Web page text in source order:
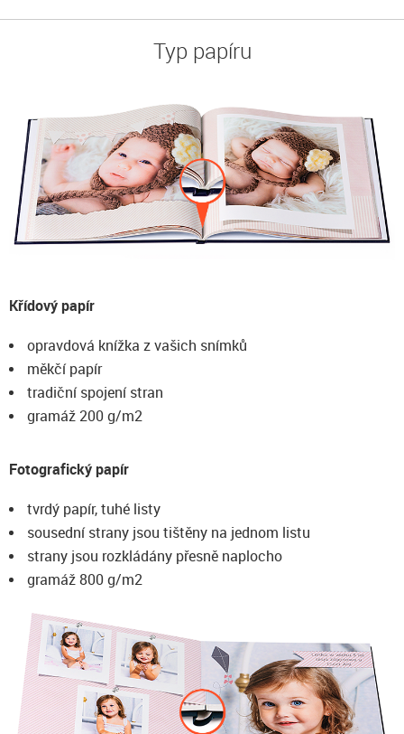
Typ papíru
Křídový papír
opravdová knížka z vašich snímků
měkčí papír
tradiční spojení stran
gramáž 200 g/m2
Fotografický papír
tvrdý papír, tuhé listy
sousední strany jsou tištěny na jednom listu
strany jsou rozkládány přesně naplocho
gramáž 800 g/m2